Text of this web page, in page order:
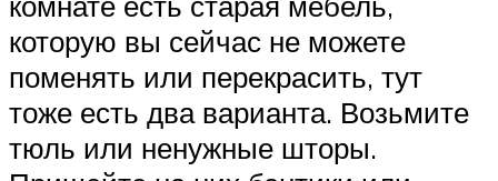
которую вы сейчас не можете
поменять или перекрасить, тут
тоже есть два варианта. Возьмите
тюль или ненужные шторы.